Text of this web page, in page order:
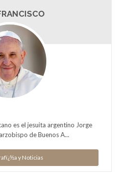
es el jesuita argentino Jorge
de Buenos A...
y Noticias